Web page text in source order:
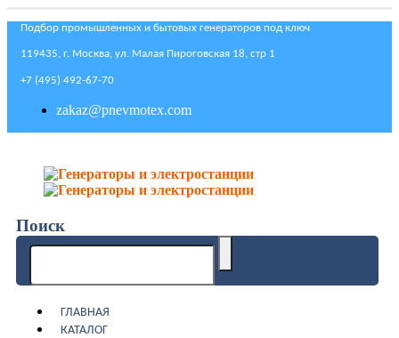
Подбор промышленных и бытовых генераторов под ключ
119435, г. Москва, ул. Малая Пироговская 18, стр 1
+7 (495) 492-67-70
zakaz@pnevmotex.com
Поиск
ГЛАВНАЯ
КАТАЛОГ